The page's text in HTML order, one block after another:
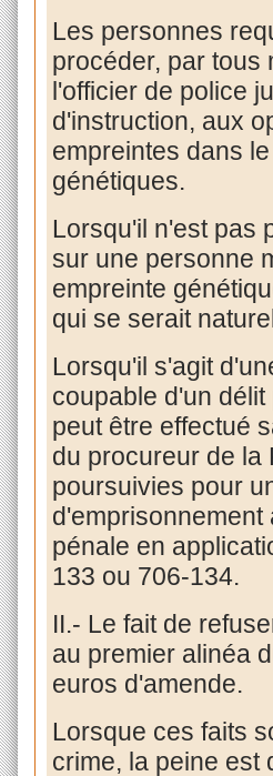
Les personnes
procéder, par tous
l'officier de police
d'instruction, aux
empreintes dans
génétiques.
Lorsqu'il n'est pas
sur une personne
empreinte
qui se serait
Lorsqu'il s'agit
coupable d'un
peut être effectué
du procureur de la
poursuivies pour
d'emprisonnement
pénale en
133 ou 706-134.
II.- Le fait de
au premier alinéa
euros d'amende.
Lorsque ces faits
crime, la peine est